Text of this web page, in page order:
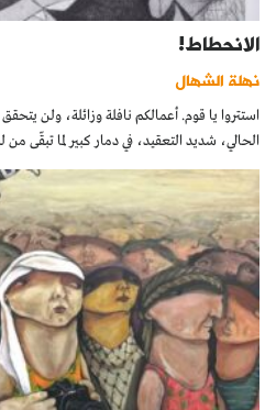
الانحطاط!
نهلة الشهال
استتروا يا قوم. أعمالكم نافلة وزائلة، ولن
الحالي، شديد التعقيد، في دمار كبير لما تبقّى